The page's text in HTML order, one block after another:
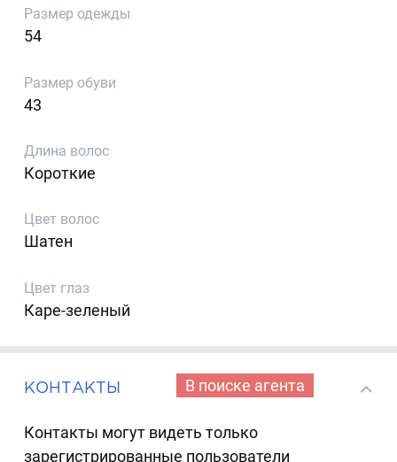
Размер одежды
54
Размер обуви
43
Длина волос
Короткие
Цвет волос
Шатен
Цвет глаз
Каре-зеленый
КОНТАКТЫ В поиске агента
Контакты могут видеть только
зарегистрированные пользователи